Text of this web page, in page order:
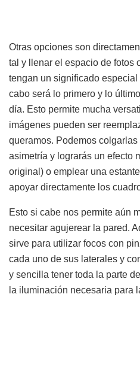
Otras opciones son
tal y llenar el espacio de fotos
tengan un significado especial
cabo será lo primero y lo
día. Esto permite mucha
imágenes pueden ser
queramos. Podemos
asimetría y lograrás un efecto
original) o emplear una
apoyar directamente los
Esto si cabe nos permite aún
necesitar agujerear la pared.
sirve para utilizar focos con
cada uno de sus laterales y
y sencilla tener toda la parte
la iluminación necesaria para